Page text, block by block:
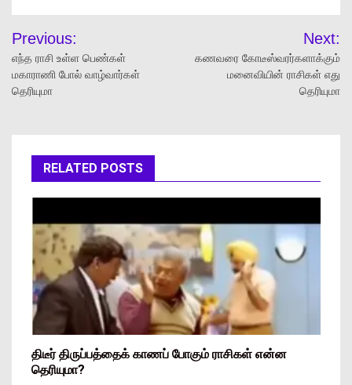
Previous:
எந்த ராசி உள்ள பெண்கள்
மகாராணி போல் வாழ்வார்கள்
தெரியுமா
Next:
கணவரை கோடீஸ்வரர்களாக்கும்
மனைவியின் ராசிகள் எது
தெரியுமா
RELATED POSTS
திடீர் திருப்பத்தைக் காணப் போகும் ராசிகள் என்ன
தெரியுமா?